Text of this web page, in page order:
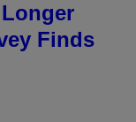
Finds